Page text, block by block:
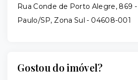
Rua Conde de Porto Alegre, 869
Paulo/SP, Zona Sul - 04608-001
Gostou do imóvel?